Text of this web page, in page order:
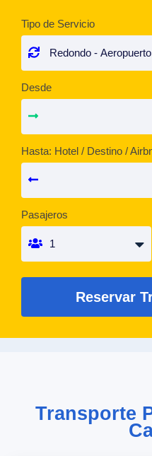
Tipo de Servicio
Desde
Hasta: Hotel / Destino /
Pasajeros
Reservar
Transporte